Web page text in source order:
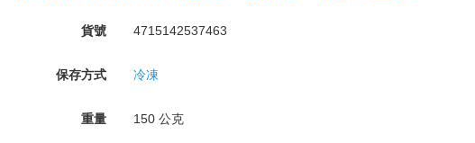
貨號 4715142537463
保存方式 冷凍
重量 150 公克